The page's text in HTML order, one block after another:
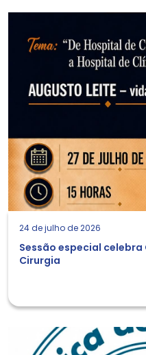
24 de julho de 2026
Sessão especial
Cirurgia